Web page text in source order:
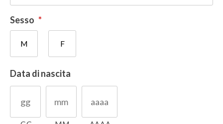
Sesso *
M F
Data di nascita